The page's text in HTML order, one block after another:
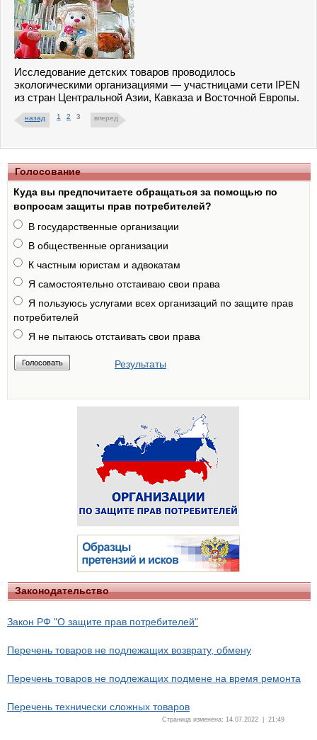
Исследование детских товаров проводилось
экологическими организациями — участницами сети IPEN
из стран Центральной Азии, Кавказа и Восточной Европы.
назад 1 2 3 вперед
Голосование
Куда вы предпочитаете обращаться за помощью по
вопросам защиты прав потребителей?
В государственные организации
В общественные организации
К частным юристам и адвокатам
Я самостоятельно отстаиваю свои права
Я пользуюсь услугами всех организаций по защите прав
потребителей
Я не пытаюсь отстаивать свои права
Результаты
Законодательство
Закон РФ "О защите прав потребителей"
Перечень товаров не подлежащих возврату, обмену
Перечень товаров не подлежащих подмене на время ремонта
Перечень технически сложных товаров
Страница изменена: 14.07.2022 | 21:49